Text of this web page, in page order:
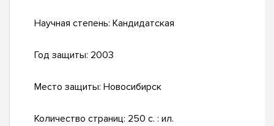
Научная степень: Кандидатская
Год защиты: 2003
Место защиты: Новосибирск
Количество страниц: 250 с. : ил.